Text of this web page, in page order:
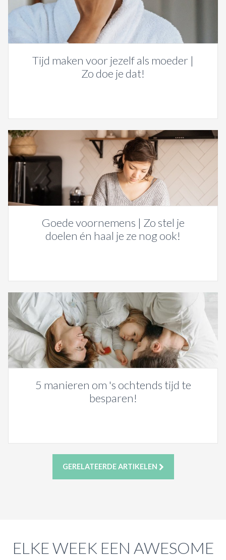
Tijd maken voor jezelf als moeder |
Zo doe je dat!
Goede voornemens | Zo stel je
doelen én haal je ze nog ook!
5 manieren om 's ochtends tijd te
besparen!
GERELATEERDE ARTIKELEN
ELKE WEEK EEN AWESOME